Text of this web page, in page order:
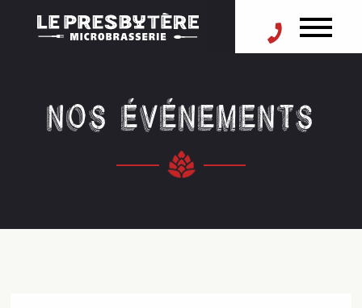
NOS ÉVÉNEMENTS